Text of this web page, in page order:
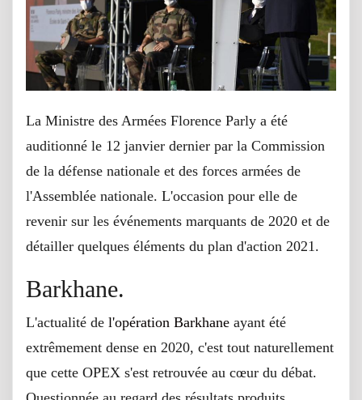
La Ministre des Armées Florence Parly a été
auditionné le 12 janvier dernier par la Commission
de la défense nationale et des forces armées de
l'Assemblée nationale. L'occasion pour elle de
revenir sur les événements marquants de 2020 et de
détailler quelques éléments du plan d'action 2021.
Barkhane.
L'actualité de l'opération Barkhane ayant été
extrêmement dense en 2020, c'est tout naturellement
que cette OPEX s'est retrouvée au cœur du débat.